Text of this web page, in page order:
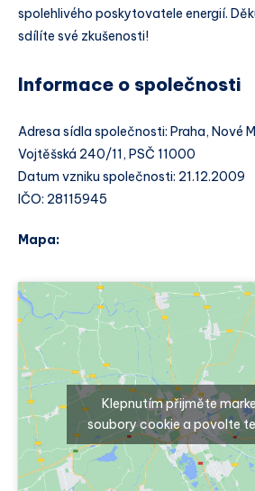
spolehlivého poskytovatele energií.
sdílíte své zkušenosti!
Informace o společnosti
Adresa sídla společnosti: Praha, Nové
Vojtěšská 240/11, PSČ 11000
Datum vzniku společnosti: 21.12.2009
IČO: 28115945
Mapa:
Klepnutím přijměte
soubory cookie a povolte